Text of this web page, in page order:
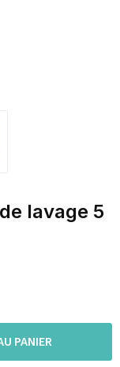
lavage 5
PANIER